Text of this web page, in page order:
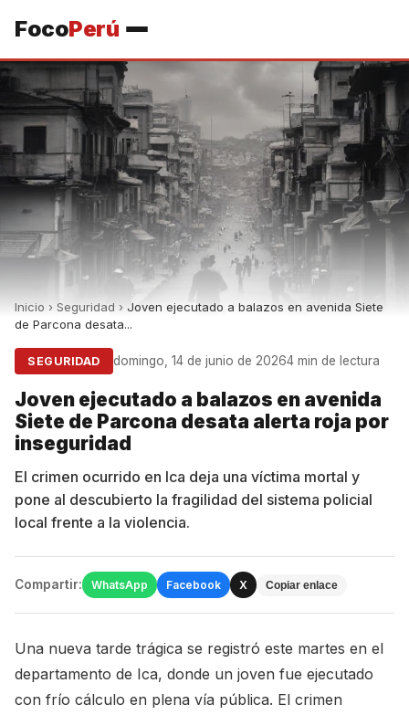
FocoPerú
Inicio › Seguridad › Joven ejecutado a balazos en avenida Siete
de Parcona desata...
SEGURIDAD domingo, 14 de junio de 20264 min de lectura
Joven ejecutado a balazos en avenida
Siete de Parcona desata alerta roja por
inseguridad
El crimen ocurrido en Ica deja una víctima mortal y
pone al descubierto la fragilidad del sistema policial
local frente a la violencia.
Compartir: WhatsApp Facebook X Copiar enlace
Una nueva tarde trágica se registró este martes en el
departamento de Ica, donde un joven fue ejecutado
con frío cálculo en plena vía pública. El crimen